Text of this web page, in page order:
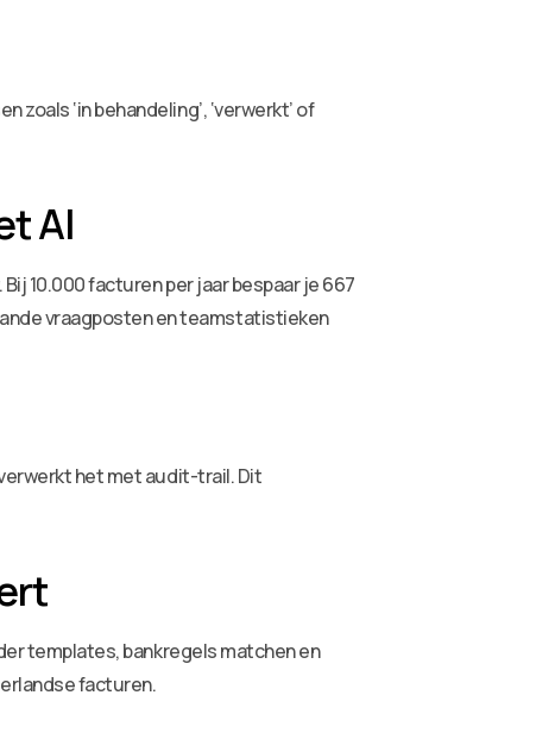
‘in behandeling’, ‘verwerkt’ of
AI
10.000 facturen per jaar bespaar je 667
vraagposten en teamstatistieken
het met audit-trail. Dit
templates, bankregels matchen en
facturen.